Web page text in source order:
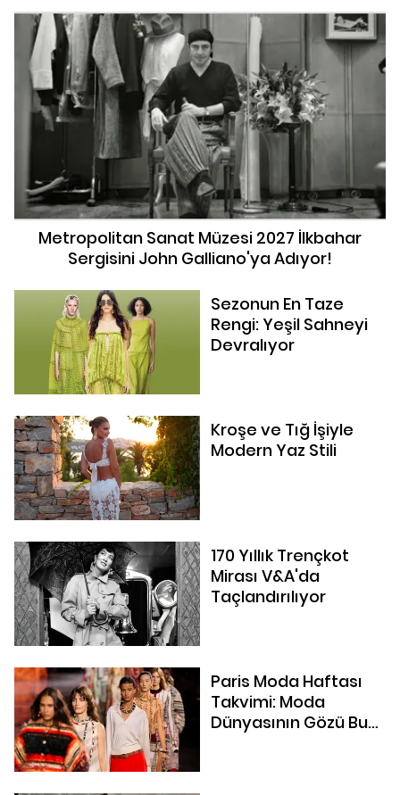
Metropolitan Sanat Müzesi 2027 İlkbahar
Sergisini John Galliano'ya Adıyor!
Sezonun En Taze
Rengi: Yeşil Sahneyi
Devralıyor
Kroşe ve Tığ İşiyle
Modern Yaz Stili
170 Yıllık Trençkot
Mirası V&A'da
Taçlandırılıyor
Paris Moda Haftası
Takvimi: Moda
Dünyasının Gözü Bu